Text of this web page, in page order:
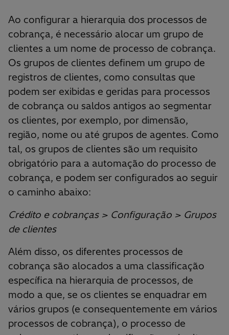
Ao configurar a hierarquia dos processos de
cobrança, é necessário alocar um grupo de
clientes a um nome de processo de cobrança.
Os grupos de clientes definem um grupo de
registros de clientes, como consultas que
podem ser exibidas e geridas para processos
de cobrança ou saldos antigos ao segmentar
os clientes, por exemplo, por dimensão,
região, nome ou até grupos de agentes. Como
tal, os grupos de clientes são um requisito
obrigatório para a automação do processo de
cobrança, e podem ser configurados ao seguir
o caminho abaixo:
Crédito e cobranças > Configuração > Grupos
de clientes
Além disso, os diferentes processos de
cobrança são alocados a uma classificação
específica na hierarquia de processos, de
modo a que, se os clientes se enquadrar em
vários grupos (e consequentemente em vários
processos de cobrança), o processo de